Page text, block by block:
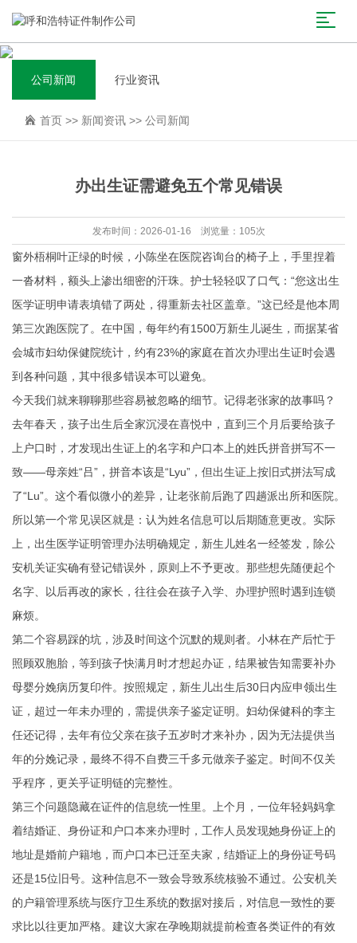
公司新闻 行业资讯
首页 >> 新闻资讯 >> 公司新闻
办出生证需避免五个常见错误
发布时间：2026-01-16 浏览量：105次
窗外梧桐叶正绿的时候，小陈坐在医院咨询台的椅子上，手里捏着
一沓材料，额头上渗出细密的汗珠。护士轻轻叹了口气：“您这出生
医学证明申请表填错了两处，得重新去社区盖章。”这已经是他本周
第三次跑医院了。在中国，每年约有1500万新生儿诞生，而据某省
会城市妇幼保健院统计，约有23%的家庭在首次办理出生证时会遇
到各种问题，其中很多错误本可以避免。
今天我们就来聊聊那些容易被忽略的细节。记得老张家的故事吗？
去年春天，孩子出生后全家沉浸在喜悦中，直到三个月后要给孩子
上户口时，才发现出生证上的名字和户口本上的姓氏拼音拼写不一
致——母亲姓“吕”，拼音本该是“Lyu”，但出生证上按旧式拼法写成
了“Lu”。这个看似微小的差异，让老张前后跑了四趟派出所和医院。
所以第一个常见误区就是：认为姓名信息可以后期随意更改。实际
上，出生医学证明管理办法明确规定，新生儿姓名一经签发，除公
安机关证实确有登记错误外，原则上不予更改。那些想先随便起个
名字、以后再改的家长，往往会在孩子入学、办理护照时遇到连锁
麻烦。
第二个容易踩的坑，涉及时间这个沉默的规则者。小林在产后忙于
照顾双胞胎，等到孩子快满月时才想起办证，结果被告知需要补办
母婴分娩病历复印件。按照规定，新生儿出生后30日内应申领出生
证，超过一年未办理的，需提供亲子鉴定证明。妇幼保健科的李主
任还记得，去年有位父亲在孩子五岁时才来补办，因为无法提供当
年的分娩记录，最终不得不自费三千多元做亲子鉴定。时间不仅关
乎程序，更关乎证明链的完整性。
第三个问题隐藏在证件的信息统一性里。上个月，一位年轻妈妈拿
着结婚证、身份证和户口本来办理时，工作人员发现她身份证上的
地址是婚前户籍地，而户口本已迁至夫家，结婚证上的身份证号码
还是15位旧号。这种信息不一致会导致系统核验不通过。公安机关
的户籍管理系统与医疗卫生系统的数据对接后，对信息一致性的要
求比以往更加严格。建议大家在孕晚期就提前检查各类证件的有效